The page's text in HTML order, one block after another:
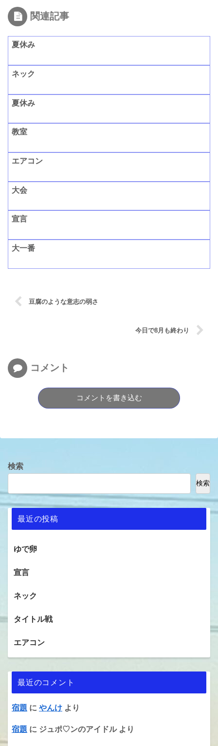
関連記事
夏休み
ネック
夏休み
教室
エアコン
大会
宣言
大一番
豆腐のような意志の弱さ
今日で8月も終わり
コメント
コメントを書き込む
検索
検索
最近の投稿
ゆで卵
宣言
ネック
タイトル戦
エアコン
最近のコメント
宿題 に やんけ より
宿題 に ジュポ♡ンのアイドルより